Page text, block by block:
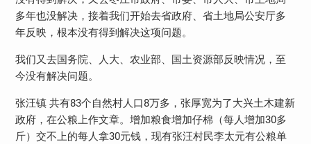
多年也没解决，接着我们开始去省政府、省土地局公安厅多
年反映，根本没有得到解决这项问题。
我们又去国务院、人大、农业部、国土资源部反映情况，至
今没有解决问题。
张汪镇 共有83个自然村人口8万多，张厚宽为了大兴土木建新
政府，在公粮上作文章。增加粮食增加仔棉（每人增加30多
斤）交不上的每人拿30元钱，现有张汪村民李太元有公粮单